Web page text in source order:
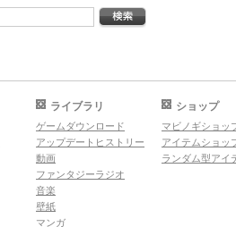
ライブラリ
ゲームダウンロード
アップデートヒストリー
動画
ファンタジーラジオ
音楽
壁紙
マンガ
ショップ
マビノギショッ
アイテムショッ
ランダム型アイ